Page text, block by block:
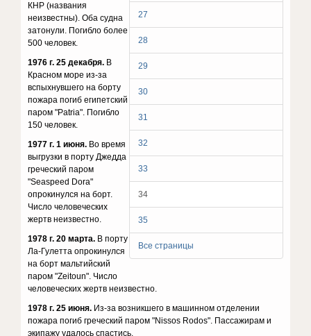
27
28
29
30
31
32
33
34
35
Все страницы
КНР (названия
неизвестны). Оба судна
затонули. Погибло более
500 человек.
1976 г. 25 декабря. В
Красном море из-за
вспыхнувшего на борту
пожара погиб египетский
паром "Patria". Погибло
150 человек.
1977 г. 1 июня. Во время
выгрузки в порту Джедда
греческий паром
"Seaspeed Dora"
опрокинулся на борт.
Число человеческих
жертв неизвестно.
1978 г. 20 марта. В порту
Ла-Гулетта опрокинулся
на борт мальтийский
паром "Zeitoun". Число
человеческих жертв неизвестно.
1978 г. 25 июня. Из-за возникшего в машинном отделении
пожара погиб греческий паром "Nissos Rodos". Пассажирам и
экипажу удалось спастись.